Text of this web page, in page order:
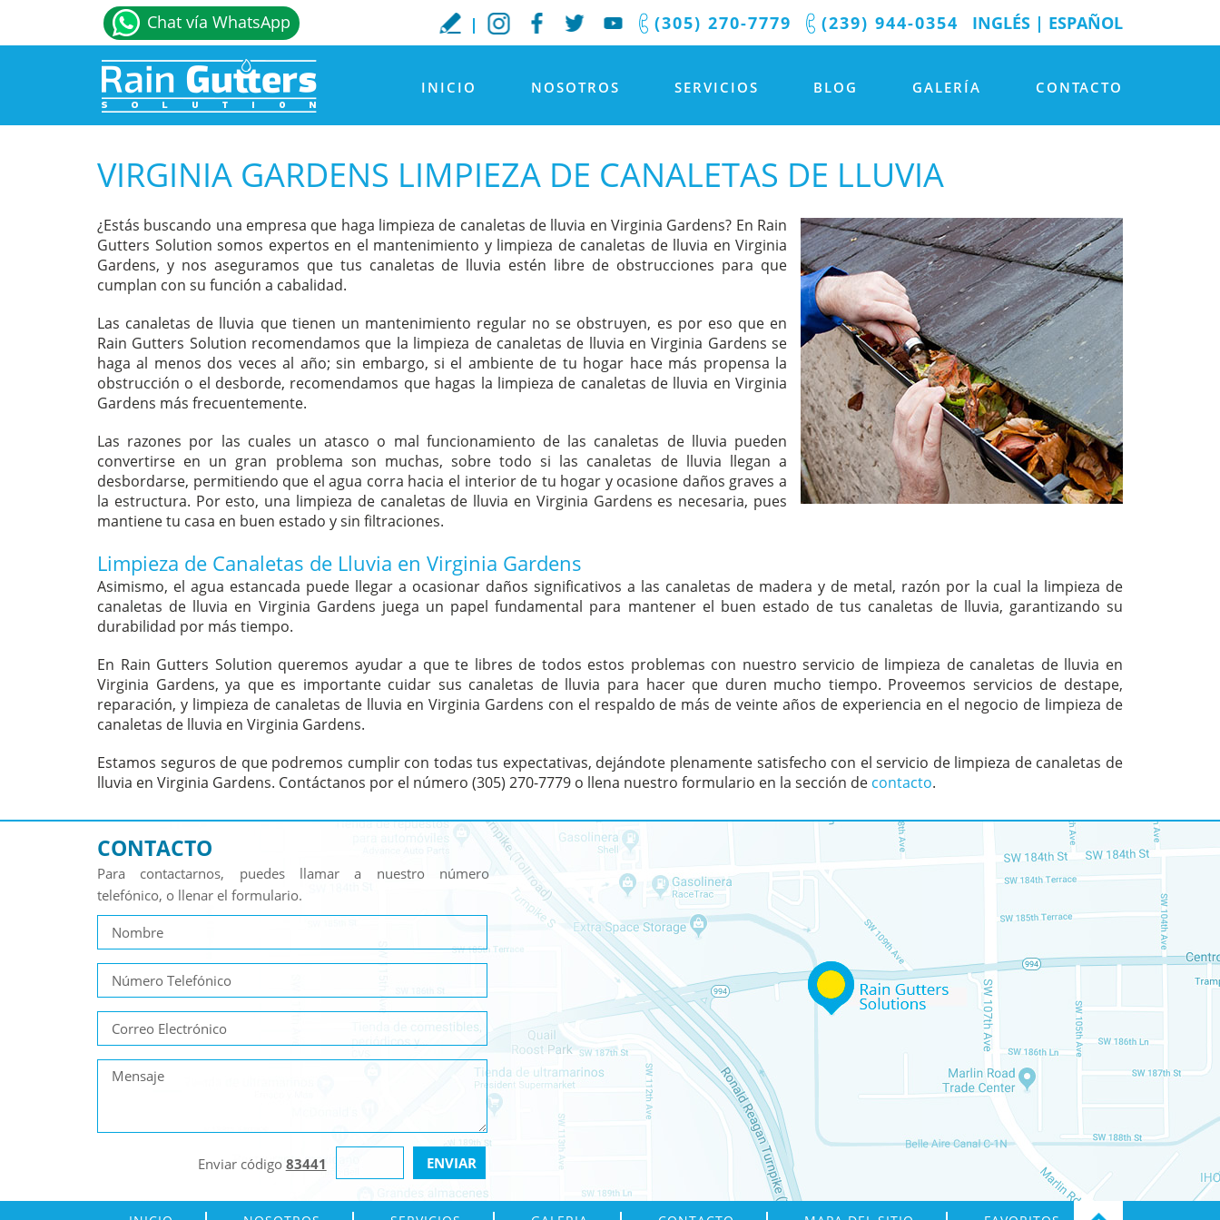
INGLÉS | ESPAÑOL
(239) 944-0354
(305) 270-7779
Chat vía WhatsApp
INICIO NOSOTROS SERVICIOS BLOG GALERÍA CONTACTO
VIRGINIA GARDENS LIMPIEZA DE CANALETAS DE LLUVIA
¿Estás buscando una empresa que haga limpieza de canaletas de lluvia en Virginia Gardens? En Rain
Gutters Solution somos expertos en el mantenimiento y limpieza de canaletas de lluvia en Virginia
Gardens, y nos aseguramos que tus canaletas de lluvia estén libre de obstrucciones para que
cumplan con su función a cabalidad.
Las canaletas de lluvia que tienen un mantenimiento regular no se obstruyen, es por eso que en
Rain Gutters Solution recomendamos que la limpieza de canaletas de lluvia en Virginia Gardens se
haga al menos dos veces al año; sin embargo, si el ambiente de tu hogar hace más propensa la
obstrucción o el desborde, recomendamos que hagas la limpieza de canaletas de lluvia en Virginia
Gardens más frecuentemente.
Las razones por las cuales un atasco o mal funcionamiento de las canaletas de lluvia pueden
convertirse en un gran problema son muchas, sobre todo si las canaletas de lluvia llegan a
desbordarse, permitiendo que el agua corra hacia el interior de tu hogar y ocasione daños graves a
la estructura. Por esto, una limpieza de canaletas de lluvia en Virginia Gardens es necesaria, pues
mantiene tu casa en buen estado y sin filtraciones.
Limpieza de Canaletas de Lluvia en Virginia Gardens
Asimismo, el agua estancada puede llegar a ocasionar daños significativos a las canaletas de madera y de metal, razón por la cual la limpieza de
canaletas de lluvia en Virginia Gardens juega un papel fundamental para mantener el buen estado de tus canaletas de lluvia, garantizando su
durabilidad por más tiempo.
En Rain Gutters Solution queremos ayudar a que te libres de todos estos problemas con nuestro servicio de limpieza de canaletas de lluvia en
Virginia Gardens, ya que es importante cuidar sus canaletas de lluvia para hacer que duren mucho tiempo. Proveemos servicios de destape,
reparación, y limpieza de canaletas de lluvia en Virginia Gardens con el respaldo de más de veinte años de experiencia en el negocio de limpieza de
canaletas de lluvia en Virginia Gardens.
Estamos seguros de que podremos cumplir con todas tus expectativas, dejándote plenamente satisfecho con el servicio de limpieza de canaletas de
lluvia en Virginia Gardens. Contáctanos por el número (305) 270-7779 o llena nuestro formulario en la sección de contacto.
CONTACTO
Para contactarnos, puedes llamar a nuestro número
telefónico, o llenar el formulario.
Enviar código 83441